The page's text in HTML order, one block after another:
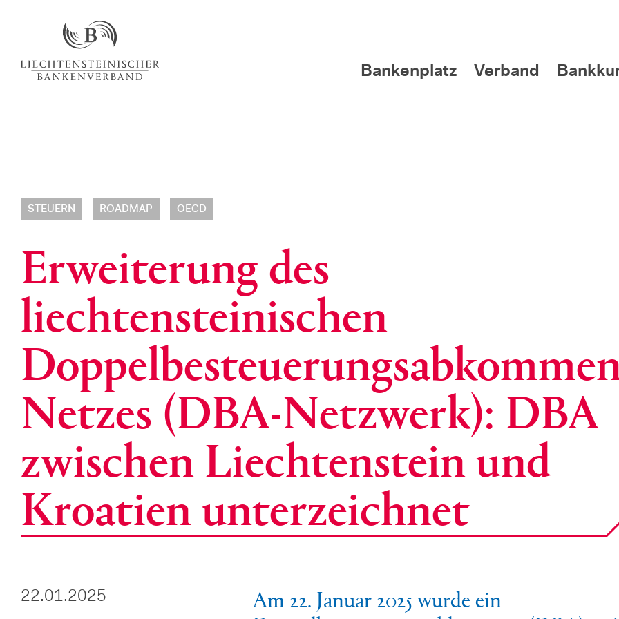
Bankenplatz Verband
STEUERN ROADMAP OECD
Erweiterung des
liechtensteinischen
Netzes (DBA-Netzwerk): DBA
zwischen Liechtenstein und
Kroatien unterzeichnet
22.01.2025
Am 22. Januar 2025 wurde ein